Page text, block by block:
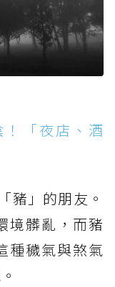
「夜店、酒
豬」的朋友。
境髒亂，而豬
種穢氣與煞氣